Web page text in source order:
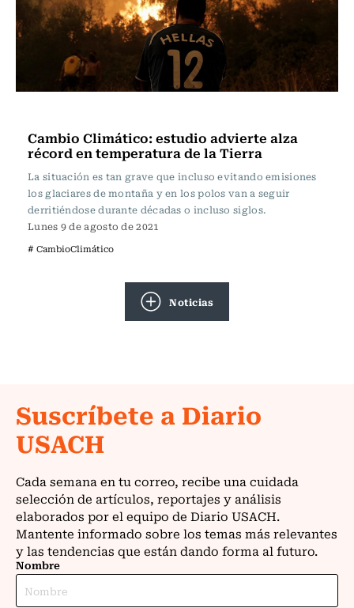
Cambio Climático: estudio advierte alza
récord en temperatura de la Tierra
La situación es tan grave que incluso evitando emisiones
los glaciares de montaña y en los polos van a seguir
derritiéndose durante décadas o incluso siglos.
Lunes 9 de agosto de 2021
# CambioClimático
Noticias